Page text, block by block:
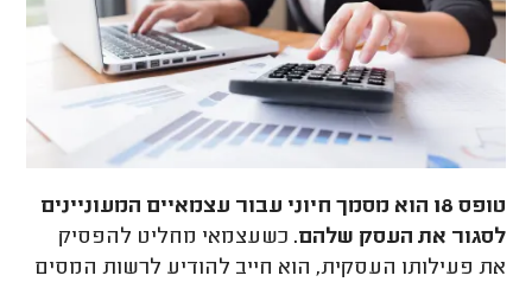
טופס 18 הוא מסמך חיוני עבור עצמאיים המעוניינים
לסגור את העסק שלהם. כשעצמאי מחליט להפסיק
את פעילותו העסקית, הוא חייב להודיע לרשות המסים